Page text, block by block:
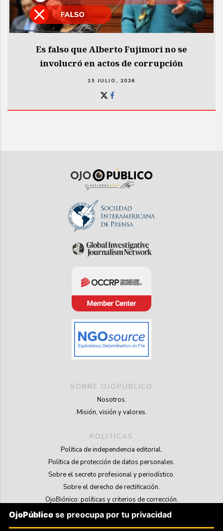
Es falso que Alberto Fujimori no se
involucró en actos de corrupción
15 JULIO, 2026
SOBRE OJOPÚBLICO
Nosotros.
Misión, visión y valores.
POLITICAS
Política de independencia editorial.
Política de protección de datos personales.
Sobre el secreto profesional y periodístico.
Sobre el derecho de rectificación.
OjoBiónico: políticas y criterios de corrección.
Sobre libertad de información frente a pedidos de retiro de contenidos.
OjoPúblico se preocupa por tu privacidad